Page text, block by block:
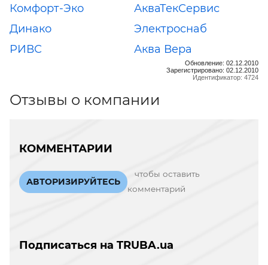
Комфорт-Эко
АкваТекСервис
Динако
Электроснаб
РИВС
Аква Вера
Обновление: 02.12.2010
Зарегистрировано: 02.12.2010
Идентификатор: 4724
Отзывы о компании
КОММЕНТАРИИ
АВТОРИЗИРУЙТЕСЬ
чтобы оставить
комментарий
Подписаться на TRUBA.ua